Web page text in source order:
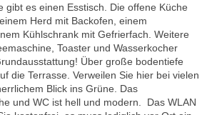
gibt es einen Esstisch. Die offene Küche
Herd mit Backofen, einem
Kühlschrank mit Gefrierfach. Weitere
Toaster und Wasserkocher
Über große bodentiefe
die Terrasse. Verweilen Sie hier bei vielen
Blick ins Grüne. Das
und WC ist hell und modern. Das WLAN